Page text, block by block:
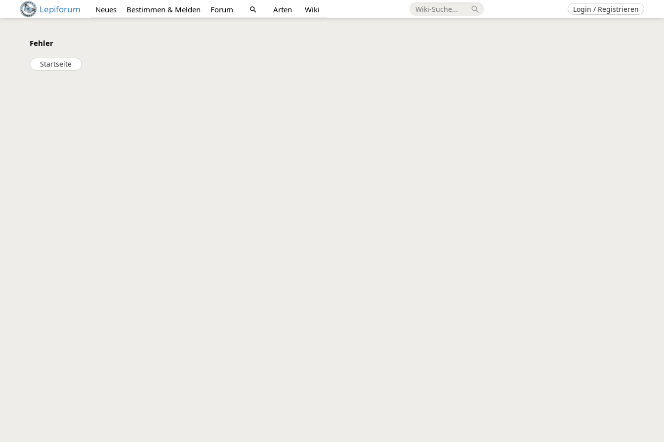
Lepiforum Neues Bestimmen & Melden Forum search Arten Wiki search Login / Registrieren
Fehler
Startseite